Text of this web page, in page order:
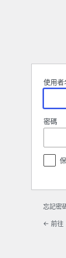
使用者
密碼
忘記密
← 前往